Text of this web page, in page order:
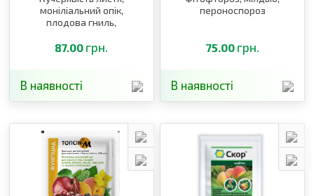
моніліальний опік,
плодова гниль,
парша, плодова гниль
87.00 грн.
В наявності
пероноспороз
75.00 грн.
В наявності